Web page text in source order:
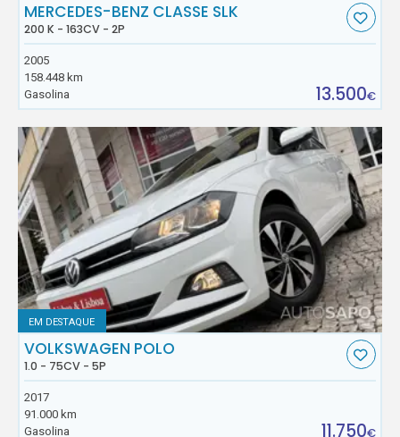
MERCEDES-BENZ CLASSE SLK
200 K - 163CV - 2P
2005
158.448 km
Gasolina
13.500€
EM DESTAQUE
VOLKSWAGEN POLO
1.0 - 75CV - 5P
2017
91.000 km
Gasolina
11.750€